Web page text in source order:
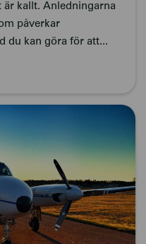
är kallt. Anledningarna
påverkar
du kan göra för att...